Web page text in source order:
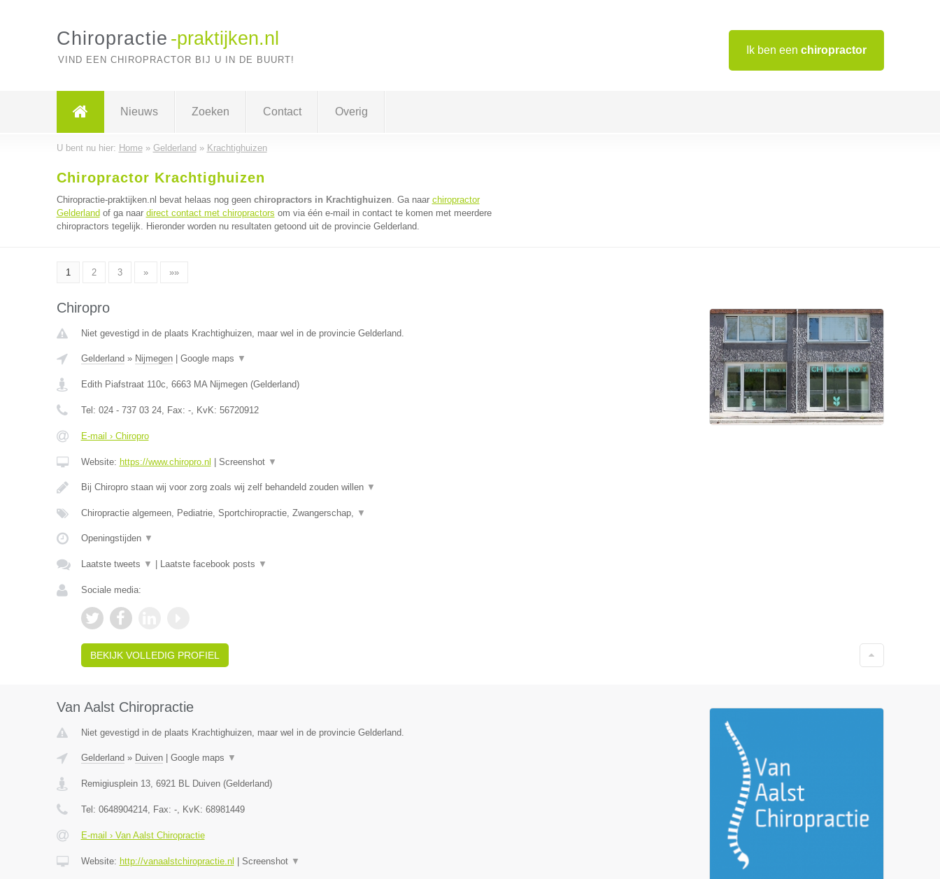
Ik ben een chiropractor
Chiropractie -praktijken.nl
VIND EEN CHIROPRACTOR BIJ U IN DE BUURT!
Nieuws Zoeken Contact Overig
U bent nu hier: Home» Gelderland » Krachtighuizen
Chiropractor Krachtighuizen
Chiropractie-praktijken.nl bevat helaas nog geen chiropractors in Krachtighuizen. Ga naar chiropractor
Gelderland of ga naar direct contact met chiropractors om via één e-mail in contact te komen met meerdere
chiropractors tegelijk. Hieronder worden nu resultaten getoond uit de provincie Gelderland.
1 2 3 » »»
Chiropro
Niet gevestigd in de plaats Krachtighuizen, maar wel in de provincie Gelderland.
Gelderland » Nijmegen| Google maps ▼
Edith Piafstraat 110c, 6663 MA Nijmegen(Gelderland)
Tel: 024 - 737 03 24, Fax: -, KvK: 56720912
E-mail › Chiropro
Website: https://www.chiropro.nl Screenshot ▼
Bij Chiropro staan wij voor zorg zoals wij zelf behandeld zouden willen ▼
Chiropractie algemeen, Pediatrie, Sportchiropractie, Zwangerschap, ▼
Openingstijden ▼
Laatste tweets ▼ Laatste facebook posts ▼
Sociale media:
BEKIJK VOLLEDIG PROFIEL
Van Aalst Chiropractie
Niet gevestigd in de plaats Krachtighuizen, maar wel in de provincie Gelderland.
Gelderland » Duiven| Google maps ▼
Remigiusplein 13, 6921 BL Duiven(Gelderland)
Tel: 0648904214, Fax: -, KvK: 68981449
E-mail › Van Aalst Chiropractie
Website: http://vanaalstchiropractie.nl Screenshot ▼